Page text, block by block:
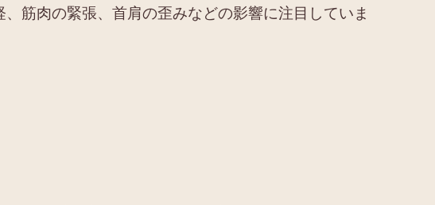
筋肉の緊張、首肩の歪みなどの影響に注目していま